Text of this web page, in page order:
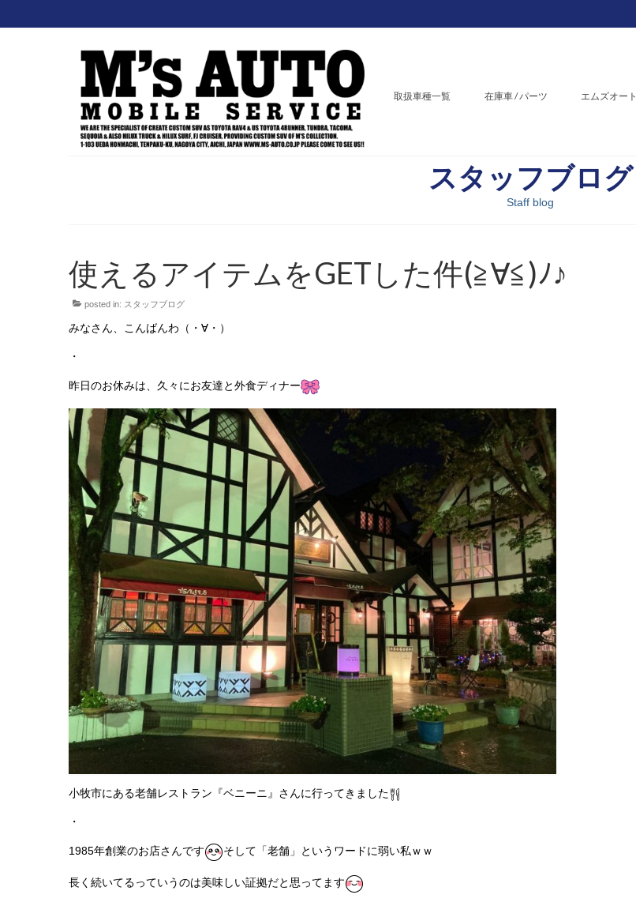
取扱車種一覧 在庫車 / パーツ エムズオート
スタッフブログ
Staff blog
使えるアイテムをGETした件(≧∀≦)ﾉ♪
posted in: スタッフブログ
みなさん、こんばんわ（・∀・）
・
昨日のお休みは、久々にお友達と外食ディナー
小牧市にある老舗レストラン『ベニーニ』さんに行ってきました
・
1985年創業のお店さんです そして「老舗」というワードに弱い私ｗｗ
長く続いてるっていうのは美味しい証拠だと思ってます